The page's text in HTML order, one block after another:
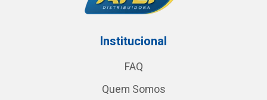
Institucional
FAQ
Quem Somos